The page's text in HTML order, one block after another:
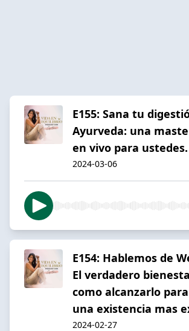
E155: Sana tu
Ayurveda: una
en vivo para ustedes.
2024-03-06
E154: Hablemos de
El verdadero
como alcanzarlo
una existencia mas
2024-02-27